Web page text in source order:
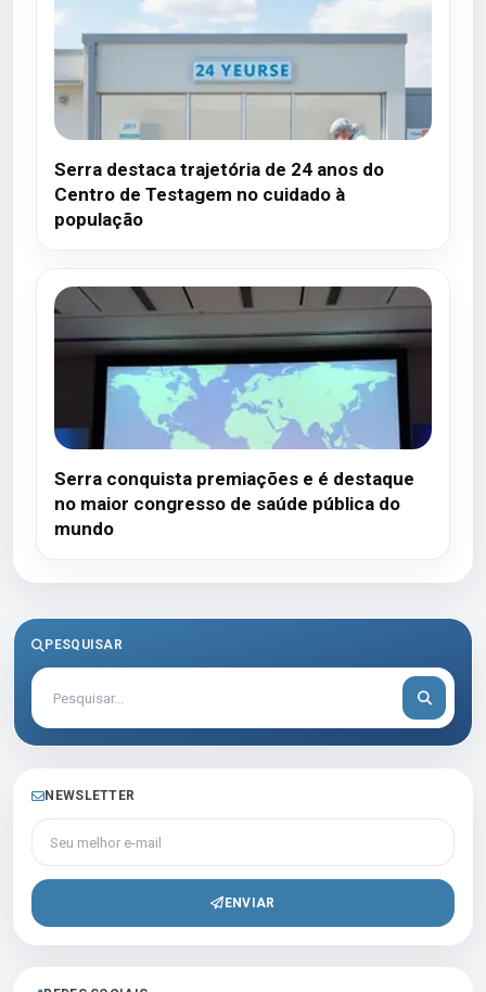
Serra destaca trajetória de 24 anos do
Centro de Testagem no cuidado à
população
Serra conquista premiações e é destaque
no maior congresso de saúde pública do
mundo
PESQUISAR
NEWSLETTER
Seu melhor e-mail
ENVIAR